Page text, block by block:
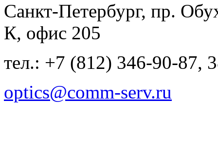
Санкт-Петербург, пр.
К, офис 205
тел.: +7 (812) 346-90-87,
optics@comm-serv.ru